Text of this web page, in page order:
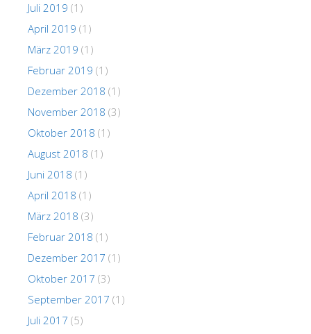
Juli 2019 (1)
April 2019 (1)
März 2019 (1)
Februar 2019 (1)
Dezember 2018 (1)
November 2018 (3)
Oktober 2018 (1)
August 2018 (1)
Juni 2018 (1)
April 2018 (1)
März 2018 (3)
Februar 2018 (1)
Dezember 2017 (1)
Oktober 2017 (3)
September 2017 (1)
Juli 2017 (5)